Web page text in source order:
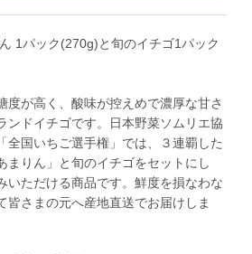
1パック(270g)と旬のイチゴ1パック
度が高く、酸味が控えめで濃厚な甘さ
ンドイチゴです。日本野菜ソムリエ協
全国いちご選手権」では、３連覇した
まりん」と旬のイチゴをセットにし
いただける商品です。鮮度を損なわな
皆さまの元へ産地直送でお届けしま